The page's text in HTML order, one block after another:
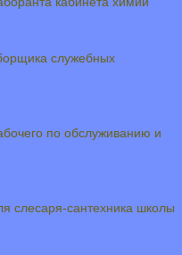
служебных
по обслуживанию и
слесаря-сантехника школы